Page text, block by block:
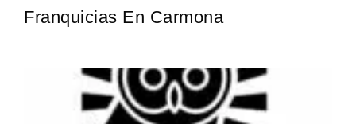
Franquicias En Carmona